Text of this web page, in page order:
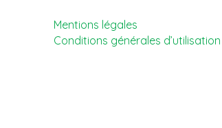
Mentions légales
Conditions générales d’utilisation